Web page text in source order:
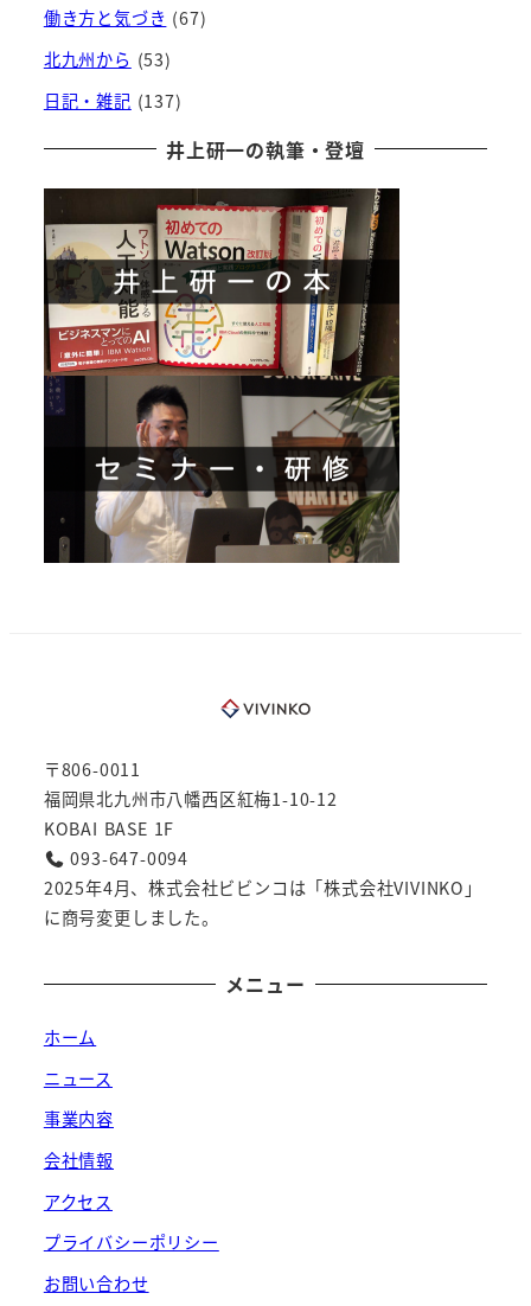
働き方と気づき (67)
北九州から (53)
日記・雑記 (137)
井上研一の執筆・登壇
〒806-0011
福岡県北九州市八幡西区紅梅1-10-12
KOBAI BASE 1F
093-647-0094
2025年4月、株式会社ビビンコは「株式会社VIVINKO」
に商号変更しました。
メニュー
ホーム
ニュース
事業内容
会社情報
アクセス
プライバシーポリシー
お問い合わせ